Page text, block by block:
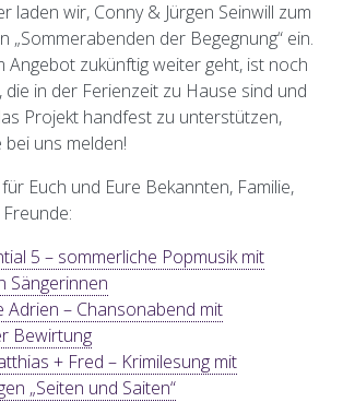
laden wir, Conny & Jürgen Seinwill zum
„Sommerabenden der Begegnung“ ein.
Angebot zukünftig weiter geht, ist noch
in der Ferienzeit zu Hause sind und
Projekt handfest zu unterstützen,
uns melden!
Euch und Eure Bekannten, Familie,
5 – sommerliche Popmusik mit
Sängerinnen
Adrien – Chansonabend mit
Bewirtung
+ Fred – Krimilesung mit
„Seiten und Saiten“